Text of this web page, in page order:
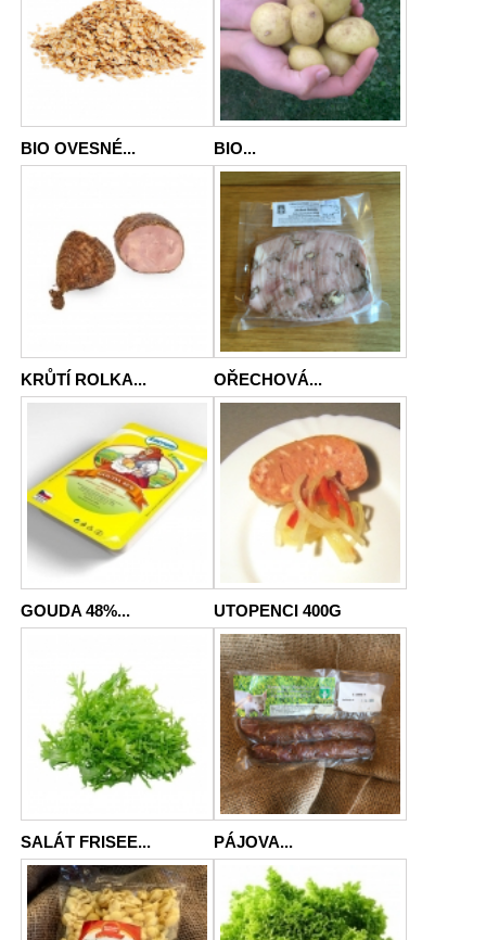
BIO OVESNÉ... BIO...
KRŮTÍ ROLKA... OŘECHOVÁ...
GOUDA 48%... UTOPENCI 400G
SALÁT FRISEE... PÁJOVA...